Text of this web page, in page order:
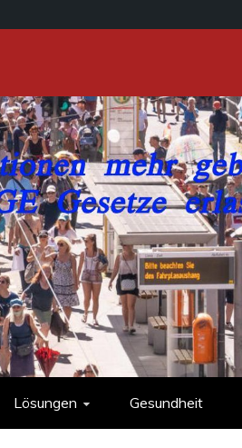
Lösungen Gesundheit